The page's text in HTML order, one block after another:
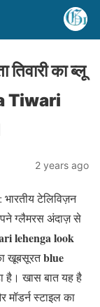
का ब्लू
Tiwari
2 years ago
टेलिविज़न
ग्लैमरस अंदाज़ से
lehenga look
खूबसूरतblue
है। खास बात यह है
स्टाइल का